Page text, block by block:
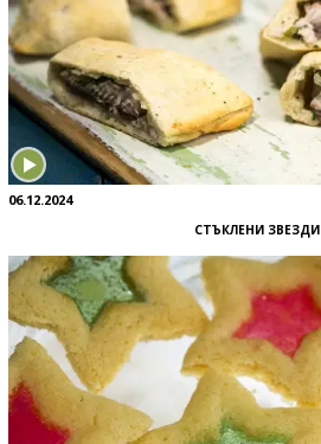
06.12.2024
СТЪКЛЕНИ ЗВЕЗДИ